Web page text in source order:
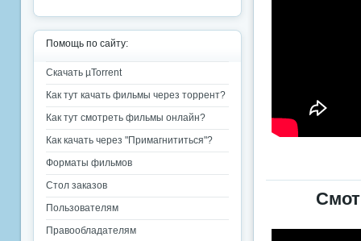
Помощь по сайту:
Скачать µTorrent
Как тут качать фильмы через торрент?
Как тут смотреть фильмы онлайн?
Как качать через "Примагнититься"?
Форматы фильмов
Стол заказов
Пользователям
Правообладателям